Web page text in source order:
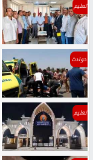
تعليم
حوادث
تعليم